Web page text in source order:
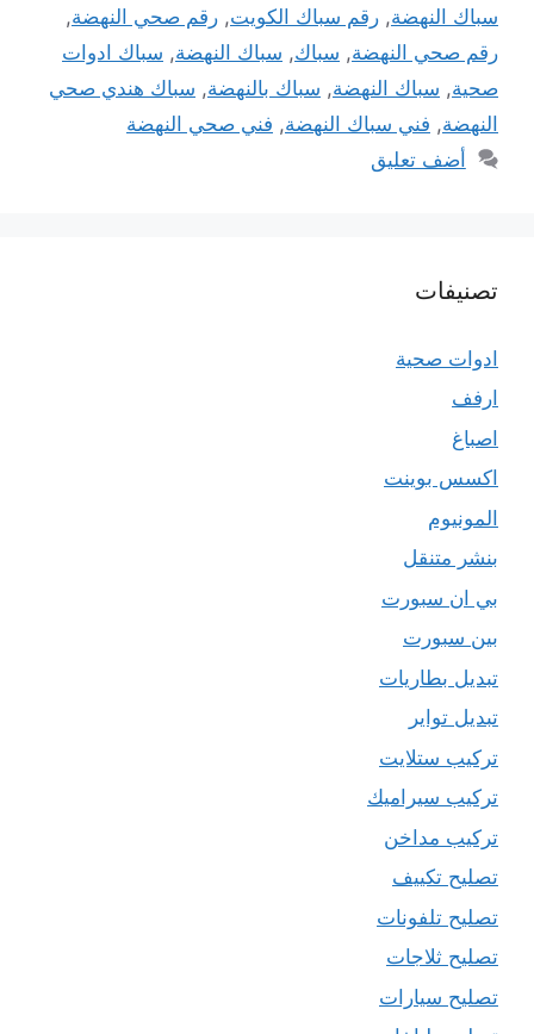
سباك النهضة, رقم سباك الكويت, رقم صحي النهضة,
رقم صحي النهضة, سباك, سباك النهضة, سباك ادوات
صحية, سباك النهضة, سباك بالنهضة, سباك هندي صحي
النهضة, فني سباك النهضة, فني صحي النهضة
أضف تعليق
تصنيفات
ادوات صحية
ارفف
اصباغ
اكسس بوينت
المونيوم
بنشر متنقل
بي ان سبورت
بين سبورت
تبديل بطاريات
تبديل تواير
تركيب ستلايت
تركيب سيراميك
تركيب مداخن
تصليح تكييف
تصليح تلفونات
تصليح ثلاجات
تصليح سيارات